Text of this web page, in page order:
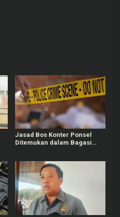
Jasad Bos Konter Ponsel
Ditemukan dalam Bagasi